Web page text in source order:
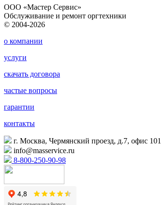
ООО «Мастер Сервис»
Обслуживание и ремонт оргтехники
© 2004-2026
о компании
услуги
скачать договора
частые вопросы
гарантии
контакты
г. Москва, Чермянский проезд, д.7, офис 101
info@masservice.ru
8-800-250-90-98